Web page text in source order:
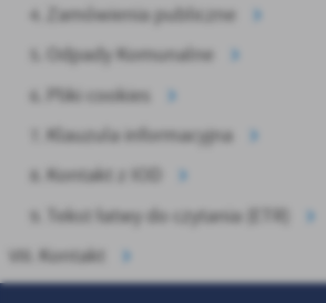
Zamówienia publiczne
Odpady Komunalne
Pliki cookies
Klauzula informacyjna
Kontakt z IOD
Tekst łatwy do czytania (ETR)
Kontakt